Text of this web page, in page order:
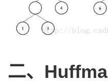
二、